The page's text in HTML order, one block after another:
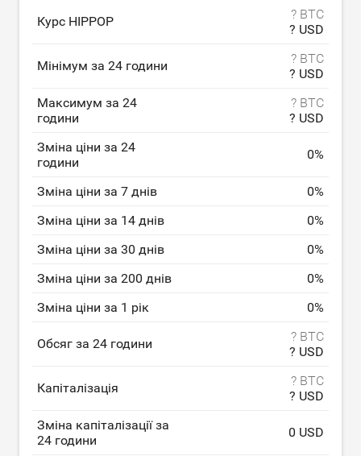
Курс HIPPOP
? BTC
? USD
Мінімум за 24 години
? BTC
? USD
Максимум за 24
години
? BTC
? USD
Зміна ціни за 24
години
0%
Зміна ціни за 7 днів 0%
Зміна ціни за 14 днів
0%
Зміна ціни за 30 днів
0%
Зміна ціни за 200 днів
0%
Зміна ціни за 1 рік
0%
Обсяг за 24 години
? BTC
? USD
Капіталізація
? BTC
? USD
Зміна капіталізації за
24 години
0 USD